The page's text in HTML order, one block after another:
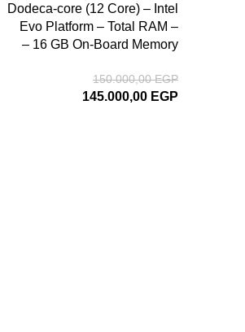
Dodeca-core (12 Core) – Intel
Evo Platform – Total RAM –
16 GB On-Board Memory –
150.000,00EGP
145.000,00 EGP